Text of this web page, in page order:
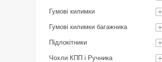
Гумові килимки
Гумові килимки багажника
Підлокітники
Чохли КПП і Ручника